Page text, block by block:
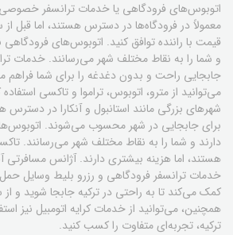
اتوبوس‌های فرودگاهی یا خدمات ترانسفر خصوصی
معمولاً در فرودگاه‌ها در دسترس هستند، اما قبل
قیمت با راننده توافق کنید. اتوبوس‌های فرودگاهی
و شما را به نقاط مختلف شهر می‌رسانند. خدمات
جابجایی راحت و بدون دغدغه را برای شما فراهم
می‌توانید از مترو، اتوبوس، تراموا و تاکسی استفاده
شهرهای بزرگی مانند استانبول و آنکارا در
برای جابجایی در شهر محسوب می‌شوند.
دارند و شما را به نقاط مختلف شهر می‌رسانند.
هستند، اما هزینه بیشتری دارند. آژانس مسافرتی
خدمات ترانسفر فرودگاهی و رزرو بلیط وسایل
کمک می‌کند تا به راحتی در ترکیه جابجا شوید و
همچنین، می‌توانید از خدمات کرایه اتومبیل نیز
ترکیه، تجربه‌ای متفاوت را کسب کنید.